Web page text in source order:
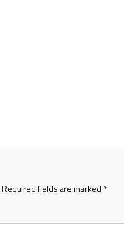
Required fields are marked *